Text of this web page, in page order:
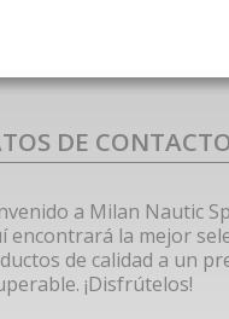
DE
a Milan Nautic
encontrará la mejor
de calidad a un
¡Disfrútelos!